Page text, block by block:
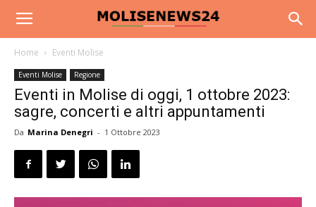
Home Eventi Molise
Eventi Molise Regione
Eventi in Molise di oggi, 1 ottobre 2023:
sagre, concerti e altri appuntamenti
Da Marina Denegri - 1 Ottobre 2023